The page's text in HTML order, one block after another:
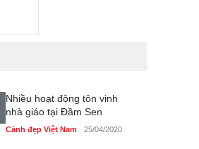
Nhiều hoạt động tôn vinh
nhà giáo tại Đầm Sen
Cảnh đẹp Việt Nam 25/04/2020